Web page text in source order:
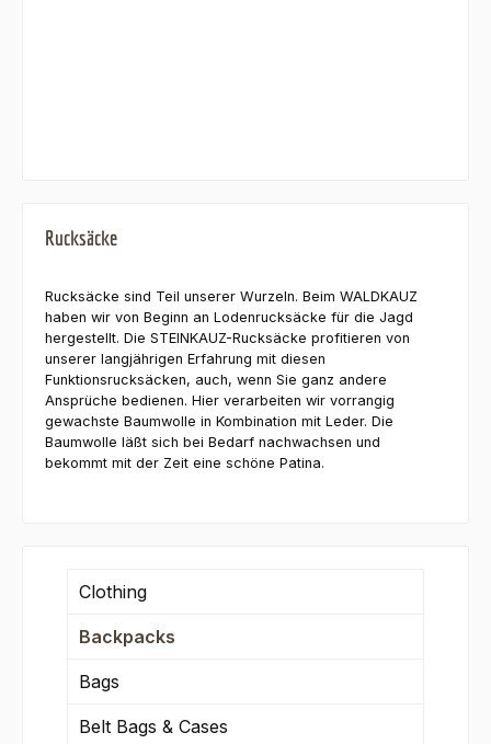
Rucksäcke
Rucksäcke sind Teil unserer Wurzeln. Beim WALDKAUZ
haben wir von Beginn an Lodenrucksäcke für die Jagd
hergestellt. Die STEINKAUZ-Rucksäcke profitieren von
unserer langjährigen Erfahrung mit diesen
Funktionsrucksäcken, auch, wenn Sie ganz andere
Ansprüche bedienen. Hier verarbeiten wir vorrangig
gewachste Baumwolle in Kombination mit Leder. Die
Baumwolle läßt sich bei Bedarf nachwachsen und
bekommt mit der Zeit eine schöne Patina.
Clothing
Backpacks
Bags
Belt Bags & Cases